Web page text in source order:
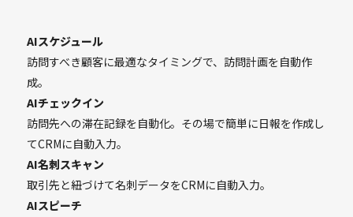
AIスケジュール
訪問すべき顧客に最適なタイミングで、訪問計画を自動作
成。
AIチェックイン
訪問先への滞在記録を自動化。その場で簡単に日報を作成し
てCRMに自動入力。
AI名刺スキャン
取引先と紐づけて名刺データをCRMに自動入力。
AIスピーチ